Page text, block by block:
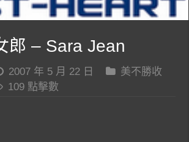
郎 – Sara Jean
2007 年 5 月 22 日
美不勝收
109 點擊數